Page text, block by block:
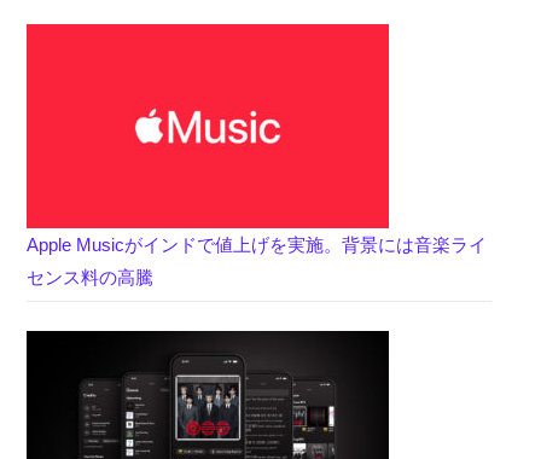
Apple Musicがインドで値上げを実施。背景には音楽ライ
センス料の高騰